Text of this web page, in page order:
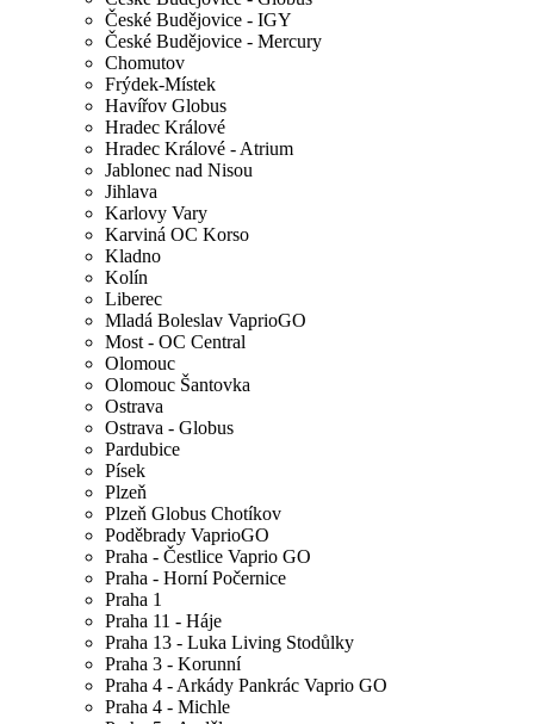
České Budějovice - IGY
České Budějovice - Mercury
Chomutov
Frýdek-Místek
Havířov Globus
Hradec Králové
Hradec Králové - Atrium
Jablonec nad Nisou
Jihlava
Karlovy Vary
Karviná OC Korso
Kladno
Kolín
Liberec
Mladá Boleslav VaprioGO
Most - OC Central
Olomouc
Olomouc Šantovka
Ostrava
Ostrava - Globus
Pardubice
Písek
Plzeň
Plzeň Globus Chotíkov
Poděbrady VaprioGO
Praha - Čestlice Vaprio GO
Praha - Horní Počernice
Praha 1
Praha 11 - Háje
Praha 13 - Luka Living Stodůlky
Praha 3 - Korunní
Praha 4 - Arkády Pankrác Vaprio GO
Praha 4 - Michle